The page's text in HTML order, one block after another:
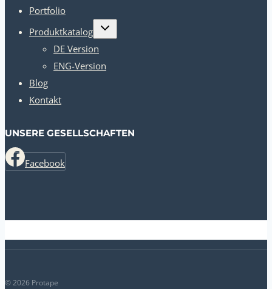
Portfolio
Produktkatalog
Kindermenü
DE Version
ENG-Version
Blog
Kontakt
UNSERE GESELLSCHAFTEN
Facebook
© 2026 Protape